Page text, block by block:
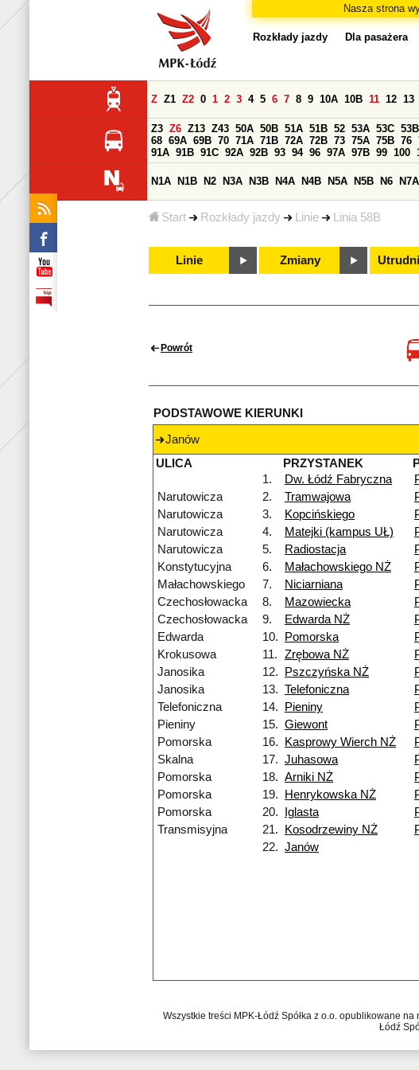
Nasza strona
Start Rozkłady jazdy Linie Linia 58B
Rozkłady jazdy Dla pasażera
Z Z1 Z2 0 1 2 3 4 5 6 7 8 9 10A 10B 11 12 13
Z3 Z6 Z13 Z43 50A 50B 51A 51B 52 53A 53C 53B
68 69A 69B 70 71A 71B 72A 72B 73 75A 75B 76
91A 91B 91C 92A 92B 93 94 96 97A 97B 99 100
N1A N1B N2 N3A N3B N4A N4B N5A N5B N6 N7A
Linie Zmiany
Powrót
PODSTAWOWE KIERUNKI
Janów
ULICA
PRZYSTANEK
1.
Dw. Łódź Fabryczna
Narutowicza
2. Tramwajowa
Narutowicza
3. Kopcińskiego
Narutowicza
4. Matejki (kampus UŁ)
Narutowicza
5. Radiostacja
Konstytucyjna
6. Małachowskiego NŻ
Małachowskiego
7. Niciarniana
Czechosłowacka
8. Mazowiecka
Czechosłowacka
9. Edwarda NŻ
Edwarda
10. Pomorska
Krokusowa
11. Zrębowa NŻ
Janosika
12. Pszczyńska NŻ
Janosika
13. Telefoniczna
Telefoniczna
14. Pieniny
Pieniny
15. Giewont
Pomorska
16. Kasprowy Wierch NŻ
Skalna
17. Juhasowa
Pomorska
18. Arniki NŻ
Pomorska
19. Henrykowska NŻ
Pomorska
20. Iglasta
Transmisyjna
21. Kosodrzewiny NŻ
22. Janów
Wszystkie treści MPK-Łódź Spółka z o.o. opublikowane
Łódź